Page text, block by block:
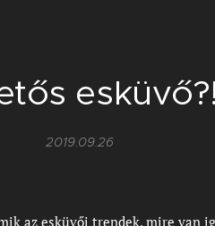
2019.09.26
az esküvői trendek, mire van